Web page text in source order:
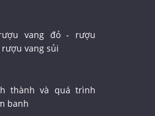
vang đỏ - rượu
vang sủi
thành và quá trình
banh